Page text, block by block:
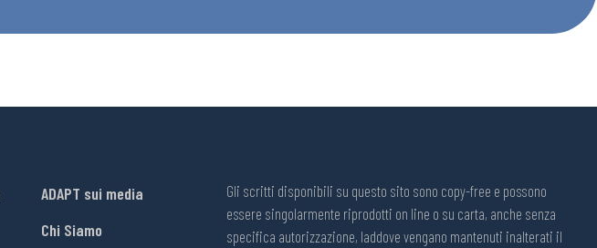
ADAPT sui media
Chi Siamo
Gli scritti disponibili su questo sito sono copy-free e possono
essere singolarmente riprodotti on line o su carta, anche senza
specifica autorizzazione, laddove vengano mantenuti inalterati il